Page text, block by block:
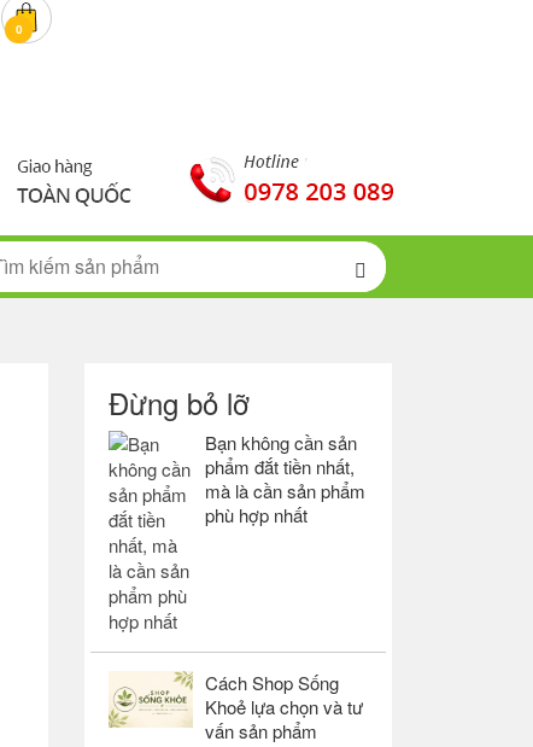
0
Đừng bỏ lỡ
Bạn không cần sản
phẩm đắt tiền nhất,
mà là cần sản phẩm
phù hợp nhất
Cách Shop Sống
Khoẻ lựa chọn và tư
vấn sản phẩm